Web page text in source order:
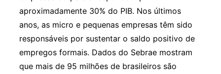
aproximadamente 30% do PIB. Nos últimos
anos, as micro e pequenas empresas têm sido
responsáveis por sustentar o saldo positivo de
empregos formais. Dados do Sebrae mostram
que mais de 95 milhões de brasileiros são